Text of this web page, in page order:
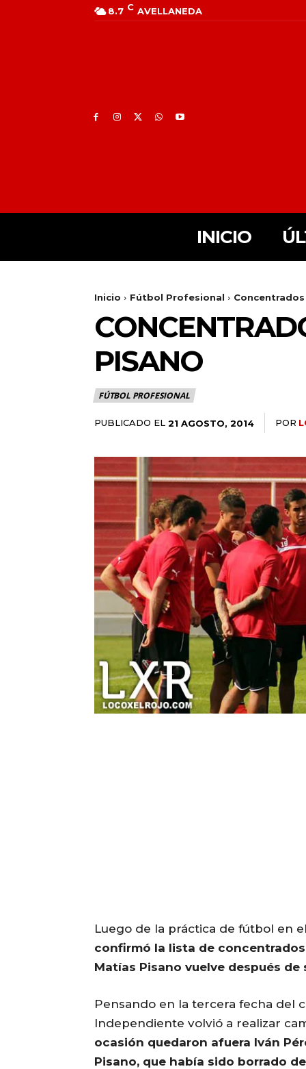
8.7 C AVELLANEDA
INICIO
Inicio Fútbol Profesional Concentrados
PISANO
FÚTBOL PROFESIONAL
PUBLICADO EL 21 AGOSTO, 2014 POR
Luego de la práctica de fútbol en
confirmó la lista de
Matías Pisano vuelve después de
Pensando en la tercera fecha del
Independiente volvió a realizar
ocasión quedaron afuera Iván
Pisano, que había sido borrado